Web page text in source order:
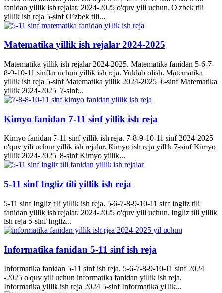
fanidan yillik ish rejalar. 2024-2025 o'quv yili uchun. O'zbek tili
yillik ish reja 5-sinf O’zbek tili...
Matematika yillik ish rejalar 2024-2025
Matematika yillik ish rejalar 2024-2025. Matematika fanidan 5-6-7-
8-9-10-11 sinflar uchun yillik ish reja. Yuklab olish. Matematika
yillik ish reja 5-sinf Matematika yillik 2024-2025 6-sinf Matematika
yillik 2024-2025 7-sinf...
Kimyo fanidan 7-11 sinf yillik ish reja
Kimyo fanidan 7-11 sinf yillik ish reja. 7-8-9-10-11 sinf 2024-2025
o'quv yili uchun yillik ish rejalar. Kimyo ish reja yillik 7-sinf Kimyo
yillik 2024-2025 8-sinf Kimyo yillik...
5-11 sinf Ingliz tili yillik ish reja
5-11 sinf Ingliz tili yillik ish reja. 5-6-7-8-9-10-11 sinf ingliz tili
fanidan yillik ish rejalar. 2024-2025 o'quv yili uchun. Ingliz tili yillik
ish reja 5-sinf Ingliz...
Informatika fanidan 5-11 sinf ish reja
Informatika fanidan 5-11 sinf ish reja. 5-6-7-8-9-10-11 sinf 2024
-2025 o'quv yili uchun informatika fanidan yillik ish reja.
Informatika yillik ish reja 2024 5-sinf Informatika yillik...